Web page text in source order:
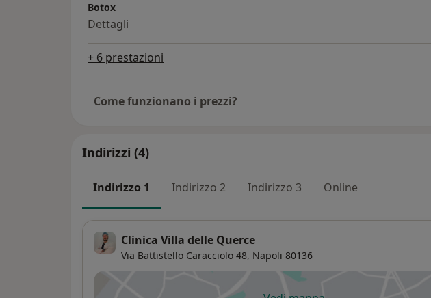
Botox
Dettagli
+ 6 prestazioni
Come funzionano i prezzi?
Indirizzi (4)
Indirizzo 1 Indirizzo 2 Indirizzo 3 Online
Clinica Villa delle Querce
Via Battistello Caracciolo 48, Napoli 80136